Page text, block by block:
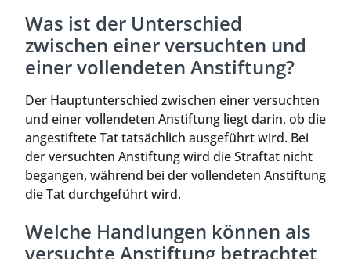
Was ist der Unterschied
zwischen einer versuchten und
einer vollendeten Anstiftung?
Der Hauptunterschied zwischen einer versuchten
und einer vollendeten Anstiftung liegt darin, ob die
angestiftete Tat tatsächlich ausgeführt wird. Bei
der versuchten Anstiftung wird die Straftat nicht
begangen, während bei der vollendeten Anstiftung
die Tat durchgeführt wird.
Welche Handlungen können als
versuchte Anstiftung betrachtet